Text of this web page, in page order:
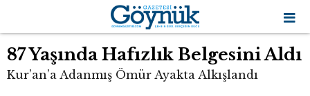
87 Yaşında Hafızlık Belgesini Aldı
Kur’an’a Adanmış Ömür Ayakta Alkışlandı